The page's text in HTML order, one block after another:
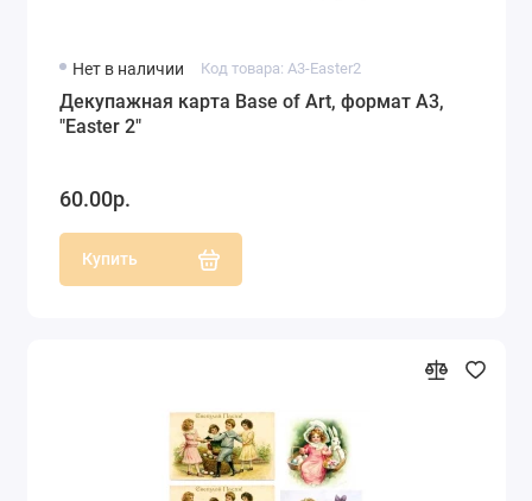
Нет в наличии Код товара: A3-Easter2
Декупажная карта Base of Art, формат А3,
"Easter 2"
60.00р.
Купить